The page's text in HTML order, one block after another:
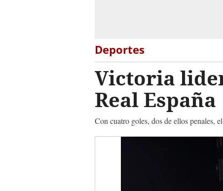
Deportes
Victoria
Real España
Con cuatro goles, dos de ellos penales,